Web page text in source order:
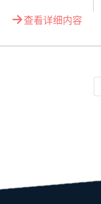
→查看详细内容